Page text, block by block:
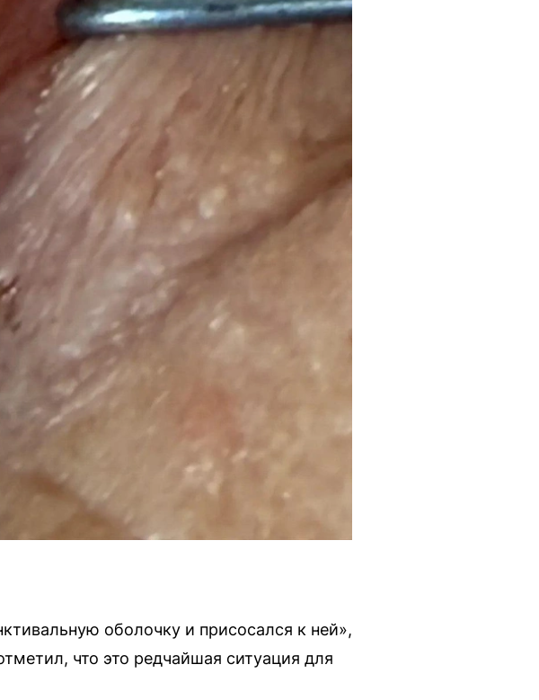
оболочку и присосался к ней»,
что это редчайшая ситуация для